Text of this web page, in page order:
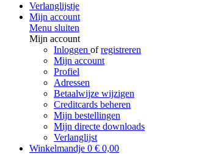
Verlanglijstje
Mijn account
Menu sluiten
Mijn account
Inloggen ofregistreren
Mijn account
Profiel
Adressen
Betaalwijze wijzigen
Creditcards beheren
Mijn bestellingen
Mijn directe downloads
Verlanglijst
Winkelmandje 0 € 0,00